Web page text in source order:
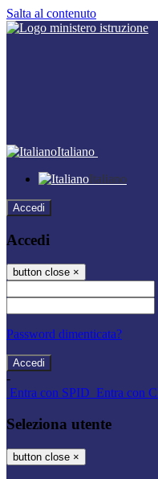
Salta al contenuto
Italiano
Italiano
Accedi
Accedi
button close ×
Password dimenticata?
-
Entra con SPID Entra con
Seleziona utente
button close ×